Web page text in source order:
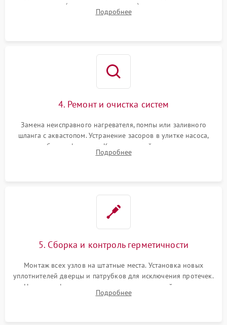
прессостата (датчика уровня воды), датчика мутности,
концевика дверцы и электронного модуля управления.
Подробнее
4. Ремонт и очистка систем
Замена неисправного нагревателя, помпы или заливного
шланга с аквастопом. Устранение засоров в улитке насоса,
патрубках и фильтрах. Компонентный ремонт платы
управления, восстановление поврежденной проводки.
Подробнее
5. Сборка и контроль герметичности
Монтаж всех узлов на штатные места. Установка новых
уплотнителей дверцы и патрубков для исключения протечек.
Надежная фиксация хомутов гидравлической системы,
сборка корпуса и установка датчика поплавка.
Подробнее